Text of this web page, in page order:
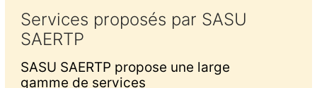
Services proposés par SASU
SAERTP
SASU SAERTP propose une large
gamme de services